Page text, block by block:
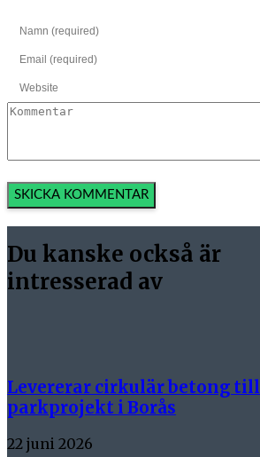
Du kanske också är
intresserad av
Levererar cirkulär betong till
parkprojekt i Borås
22 juni 2026